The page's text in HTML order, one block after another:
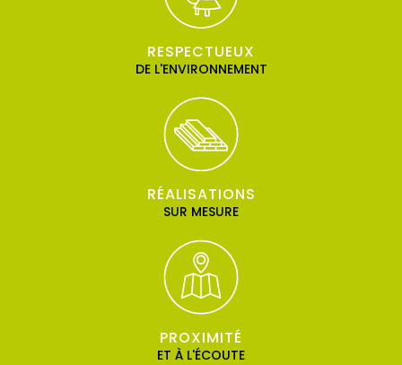
RESPECTUEUX
DE L'ENVIRONNEMENT
RÉALISATIONS
SUR MESURE
PROXIMITÉ
ET À L'ÉCOUTE